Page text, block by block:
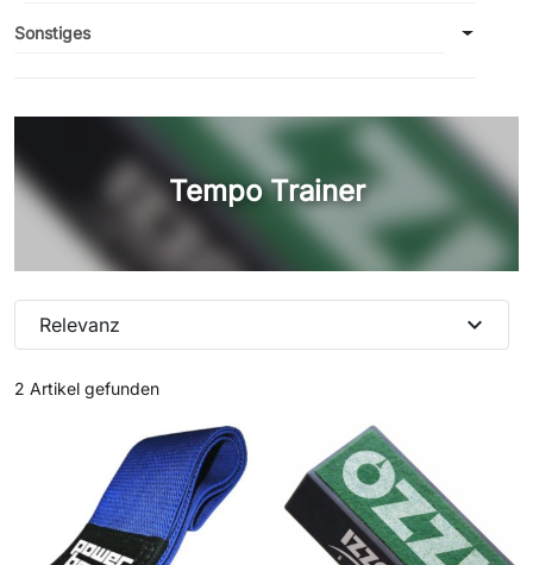
Sonstiges
Tempo Trainer
2 Artikel gefunden
Relevanz expand_more